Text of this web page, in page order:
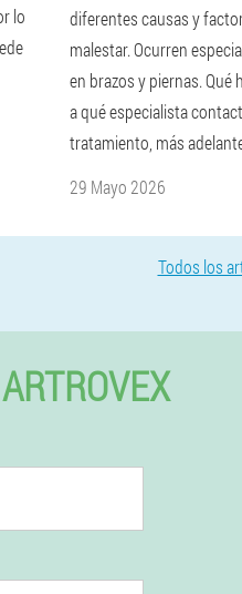
lo
diferentes causas y
malestar. Ocurren
en brazos y piernas. Qué
a qué especialista
tratamiento, más
29 Mayo 2026
Todos los